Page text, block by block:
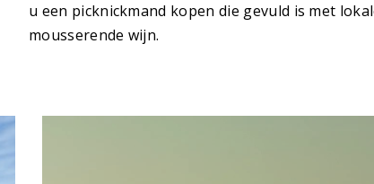
u een picknickmand kopen die gevuld is met
mousserende wijn.